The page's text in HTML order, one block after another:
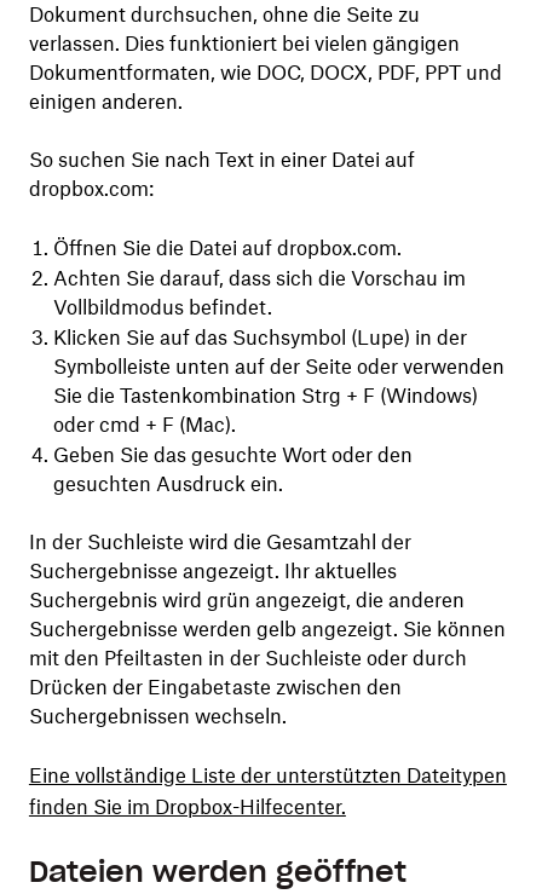
Dokument durchsuchen, ohne die Seite zu
verlassen. Dies funktioniert bei vielen gängigen
Dokumentformaten, wie DOC, DOCX, PDF, PPT und
einigen anderen.
So suchen Sie nach Text in einer Datei auf
dropbox.com:
Öffnen Sie die Datei auf dropbox.com.
Achten Sie darauf, dass sich die Vorschau im
Vollbildmodus befindet.
Klicken Sie auf das Suchsymbol (Lupe) in der
Symbolleiste unten auf der Seite oder verwenden
Sie die Tastenkombination Strg + F (Windows)
oder cmd + F (Mac).
Geben Sie das gesuchte Wort oder den
gesuchten Ausdruck ein.
In der Suchleiste wird die Gesamtzahl der
Suchergebnisse angezeigt. Ihr aktuelles
Suchergebnis wird grün angezeigt, die anderen
Suchergebnisse werden gelb angezeigt. Sie können
mit den Pfeiltasten in der Suchleiste oder durch
Drücken der Eingabetaste zwischen den
Suchergebnissen wechseln.
Eine vollständige Liste der unterstützten Dateitypen
finden Sie im Dropbox-Hilfecenter.
Dateien werden geöffnet